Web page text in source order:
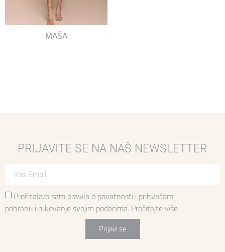
MAŠA
PRIJAVITE SE NA NAŠ NEWSLETTER
Pročitala/o sam pravila o privatnosti i prihvaćam
pohranu i rukovanje svojim podacima. Pročitajte više
Prijavi se